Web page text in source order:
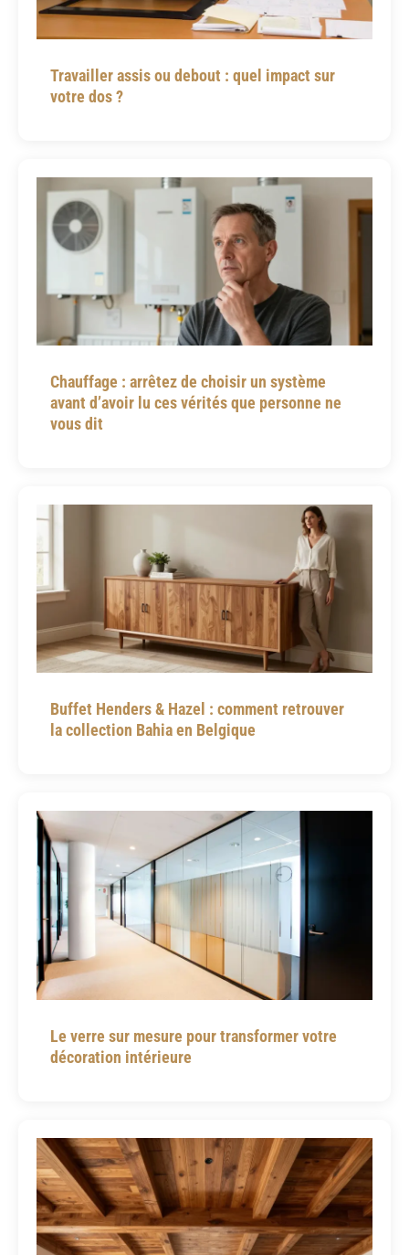
Travailler assis ou debout : quel impact sur
votre dos ?
Chauffage : arrêtez de choisir un système
avant d’avoir lu ces vérités que personne ne
vous dit
Buffet Henders & Hazel : comment retrouver
la collection Bahia en Belgique
Le verre sur mesure pour transformer votre
décoration intérieure